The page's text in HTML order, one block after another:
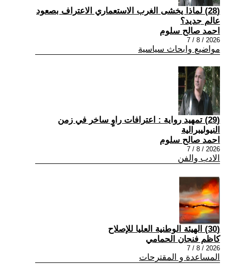
(28) لماذا يخشى الغرب الاستعماري الاعتراف بصعود
عالم جديد؟
احمد صالح سلوم
2026 / 8 / 7
مواضيع وابحاث سياسية
(29) تمهيد رواية : اعترافات راوٍ ساخر في زمن
النيوليبرالية
احمد صالح سلوم
2026 / 8 / 7
الادب والفن
(30) الهيئة الوطنية العليا للإصلاح
كاظم فنجان الحمامي
2026 / 8 / 7
المساعدة و المقترحات